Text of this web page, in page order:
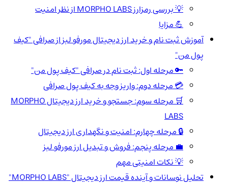
💡 بررسی رمزارز MORPHO LABS از نظر امنیت
💪 مزایا
آموزش ثبت نام و خرید ارز دیجیتال مورفو لبز از صرافی "کیف
پول من"
🔑 مرحله اول: ثبت نام در صرافی "کیف پول من"
💳 مرحله دوم: واریز وجه به کیف پول صرافی
🛒 مرحله سوم: جستجو و خرید ارز دیجیتال MORPHO
LABS
🔒 مرحله چهارم: امنیت و نگهداری ارز دیجیتال
💼 مرحله پنجم: فروش و تبدیل ارز مورفو لبز
💡 نکات امنیتی مهم
تحلیل نوسانات و آینده قیمت ارز دیجیتال "MORPHO LABS"